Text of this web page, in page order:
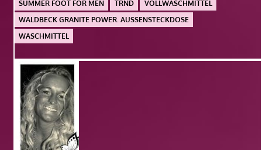
SUMMER FOOT FOR MEN TRND
VOLLWASCHMITTEL
WALDBECK GRANITE POWER. AUSSENSTECKDOSE
WASCHMITTEL